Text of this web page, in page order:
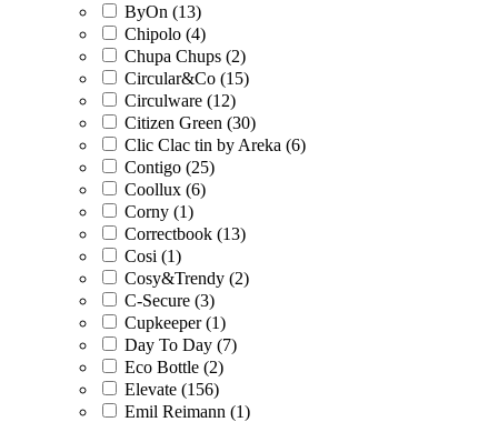
ByOn (13)
Chipolo (4)
Chupa Chups (2)
Circular&Co (15)
Circulware (12)
Citizen Green (30)
Clic Clac tin by Areka (6)
Contigo (25)
Coollux (6)
Corny (1)
Correctbook (13)
Cosi (1)
Cosy&Trendy (2)
C-Secure (3)
Cupkeeper (1)
Day To Day (7)
Eco Bottle (2)
Elevate (156)
Emil Reimann (1)